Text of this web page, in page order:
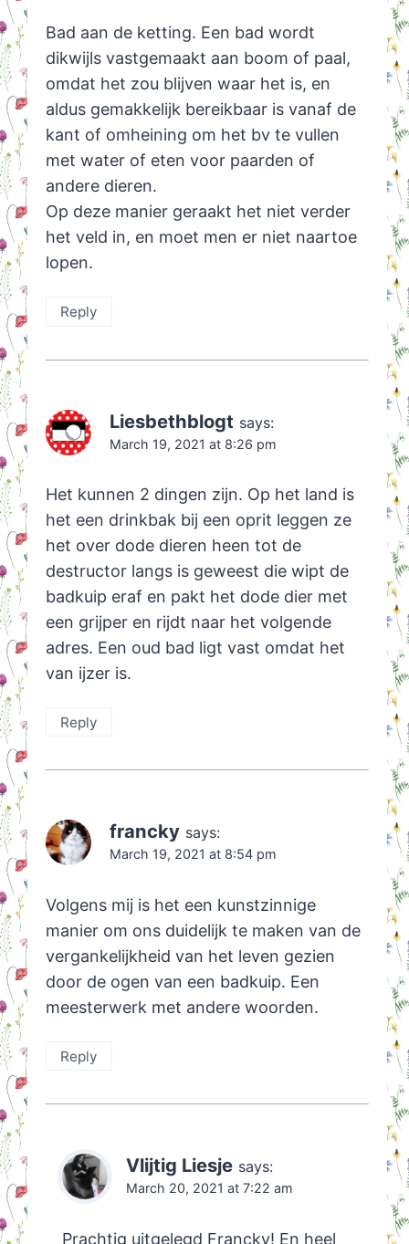
Bad aan de ketting. Een bad wordt
dikwijls vastgemaakt aan boom of paal,
omdat het zou blijven waar het is, en
aldus gemakkelijk bereikbaar is vanaf de
kant of omheining om het bv te vullen
met water of eten voor paarden of
andere dieren.
Op deze manier geraakt het niet verder
het veld in, en moet men er niet naartoe
lopen.
Reply
Liesbethblogt says:
March 19, 2021 at 8:26 pm
Het kunnen 2 dingen zijn. Op het land is
het een drinkbak bij een oprit leggen ze
het over dode dieren heen tot de
destructor langs is geweest die wipt de
badkuip eraf en pakt het dode dier met
een grijper en rijdt naar het volgende
adres. Een oud bad ligt vast omdat het
van ijzer is.
Reply
francky says:
March 19, 2021 at 8:54 pm
Volgens mij is het een kunstzinnige
manier om ons duidelijk te maken van de
vergankelijkheid van het leven gezien
door de ogen van een badkuip. Een
meesterwerk met andere woorden.
Reply
Vlijtig Liesje says:
March 20, 2021 at 7:22 am
Prachtig uitgelegd Francky! En heel